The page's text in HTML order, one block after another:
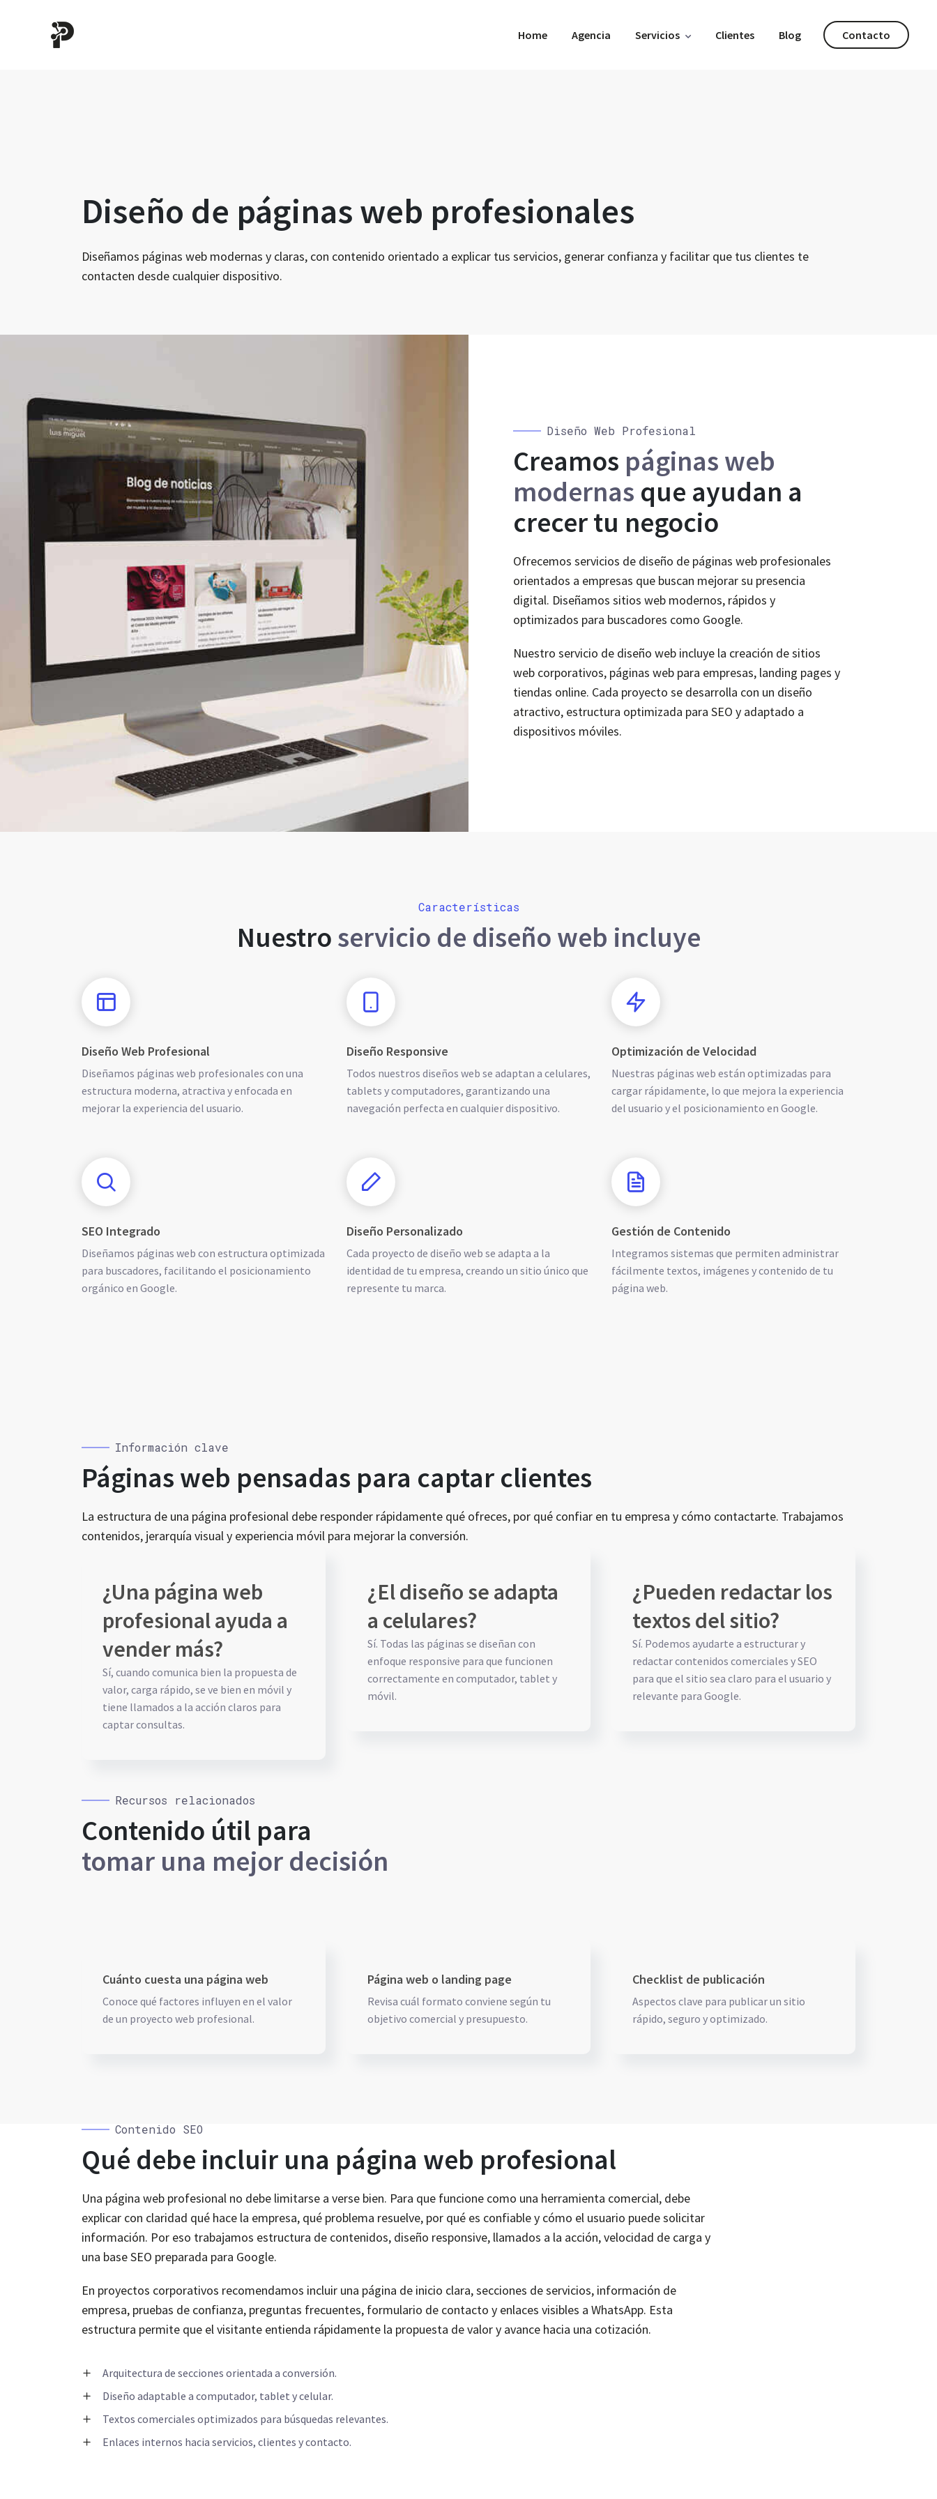
Home Agencia Servicios Clientes Blog Contacto
Diseño de páginas web profesionales
Diseñamos páginas web modernas y claras, con contenido orientado a explicar tus servicios, generar confianza y facilitar que tus clientes te
contacten desde cualquier dispositivo.
Diseño Web Profesional
Creamos páginas web
modernas que ayudan a
crecer tu negocio
Ofrecemos servicios de diseño de páginas web profesionales
orientados a empresas que buscan mejorar su presencia
digital. Diseñamos sitios web modernos, rápidos y
optimizados para buscadores como Google.
Nuestro servicio de diseño web incluye la creación de sitios
web corporativos, páginas web para empresas, landing pages y
tiendas online. Cada proyecto se desarrolla con un diseño
atractivo, estructura optimizada para SEO y adaptado a
dispositivos móviles.
Características
Nuestro servicio de diseño web incluye
Diseño Web Profesional
Diseñamos páginas web profesionales con una
estructura moderna, atractiva y enfocada en
mejorar la experiencia del usuario.
Diseño Responsive
Todos nuestros diseños web se adaptan a celulares,
tablets y computadores, garantizando una
navegación perfecta en cualquier dispositivo.
Optimización de Velocidad
Nuestras páginas web están optimizadas para
cargar rápidamente, lo que mejora la experiencia
del usuario y el posicionamiento en Google.
SEO Integrado
Diseñamos páginas web con estructura optimizada
para buscadores, facilitando el posicionamiento
orgánico en Google.
Diseño Personalizado
Cada proyecto de diseño web se adapta a la
identidad de tu empresa, creando un sitio único que
represente tu marca.
Gestión de Contenido
Integramos sistemas que permiten administrar
fácilmente textos, imágenes y contenido de tu
página web.
Información clave
Páginas web pensadas para captar clientes
La estructura de una página profesional debe responder rápidamente qué ofreces, por qué confiar en tu empresa y cómo contactarte. Trabajamos
contenidos, jerarquía visual y experiencia móvil para mejorar la conversión.
¿Una página web
profesional ayuda a
vender más?
Sí, cuando comunica bien la propuesta de
valor, carga rápido, se ve bien en móvil y
tiene llamados a la acción claros para
captar consultas.
¿El diseño se adapta
a celulares?
Sí. Todas las páginas se diseñan con
enfoque responsive para que funcionen
correctamente en computador, tablet y
móvil.
¿Pueden redactar los
textos del sitio?
Sí. Podemos ayudarte a estructurar y
redactar contenidos comerciales y SEO
para que el sitio sea claro para el usuario y
relevante para Google.
Recursos relacionados
Contenido útil para
tomar una mejor decisión
Cuánto cuesta una página web
Conoce qué factores influyen en el valor
de un proyecto web profesional.
Página web o landing page
Revisa cuál formato conviene según tu
objetivo comercial y presupuesto.
Checklist de publicación
Aspectos clave para publicar un sitio
rápido, seguro y optimizado.
Contenido SEO
Qué debe incluir una página web profesional
Una página web profesional no debe limitarse a verse bien. Para que funcione como una herramienta comercial, debe
explicar con claridad qué hace la empresa, qué problema resuelve, por qué es confiable y cómo el usuario puede solicitar
información. Por eso trabajamos estructura de contenidos, diseño responsive, llamados a la acción, velocidad de carga y
una base SEO preparada para Google.
En proyectos corporativos recomendamos incluir una página de inicio clara, secciones de servicios, información de
empresa, pruebas de confianza, preguntas frecuentes, formulario de contacto y enlaces visibles a WhatsApp. Esta
estructura permite que el visitante entienda rápidamente la propuesta de valor y avance hacia una cotización.
Arquitectura de secciones orientada a conversión.
Diseño adaptable a computador, tablet y celular.
Textos comerciales optimizados para búsquedas relevantes.
Enlaces internos hacia servicios, clientes y contacto.